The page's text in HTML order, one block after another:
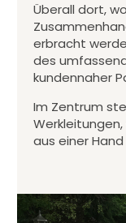
Überall dort,
erbracht
des
kundennaher
Im Zentrum
aus einer